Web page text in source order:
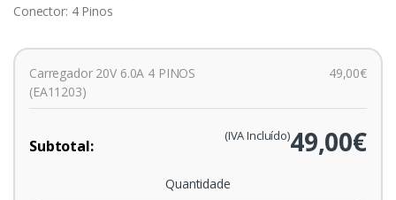
Conector: 4 Pinos
Carregador 20V 6.0A 4 PINOS
(EA11203)
49,00€
Subtotal: 49,00€
(IVA Incluído)
Quantidade